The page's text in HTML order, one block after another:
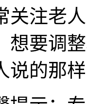
关注老
想要调
说的那